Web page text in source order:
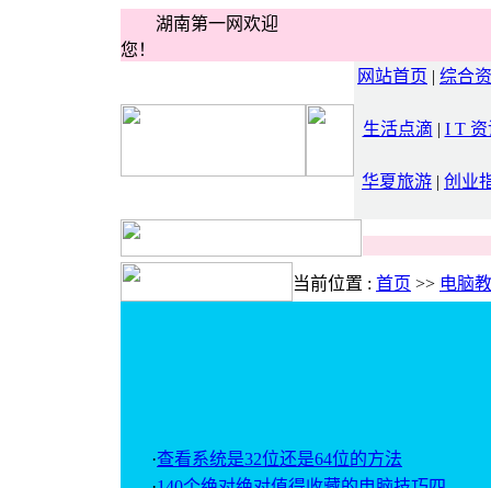
湖南第一网欢迎
您！
网站首页 | 综合
生活点滴 | I T 资
华夏旅游 | 创业
当前位置 : 首页 >> 电脑
·查看系统是32位还是64位的方法